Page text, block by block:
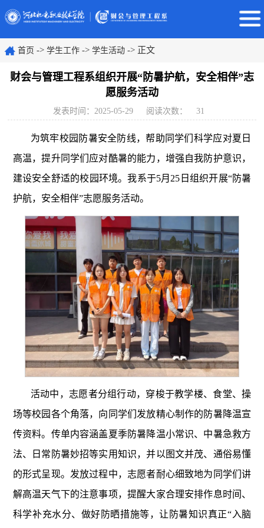
首页 -> 学生工作 -> 学生活动 -> 正文
财会与管理工程系组织开展“防暑护航，安全相伴”志
愿服务活动
发表时间：2025-05-29 阅读次数： 31
为筑牢校园防暑安全防线，帮助同学们科学应对夏日
高温，提升同学们应对酷暑的能力，增强自我防护意识，
建设安全舒适的校园环境。我系于5月25日组织开展“防暑
护航，安全相伴”志愿服务活动。
活动中，志愿者分组行动，穿梭于教学楼、食堂、操
场等校园各个角落，向同学们发放精心制作的防暑降温宣
传资料。传单内容涵盖夏季防暑降温小常识、中暑急救方
法、日常防暑妙招等实用知识，并以图文并茂、通俗易懂
的形式呈现。发放过程中，志愿者耐心细致地为同学们讲
解高温天气下的注意事项，提醒大家合理安排作息时间、
科学补充水分、做好防晒措施等，让防暑知识真正“入脑